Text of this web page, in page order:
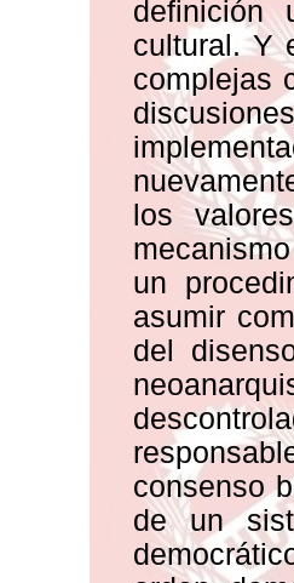
definición
cultural. Y
complejas
los
un
asumir
del
consenso
de un